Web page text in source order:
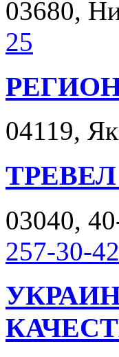
03680,
25
04119,
03040,
257-30-42